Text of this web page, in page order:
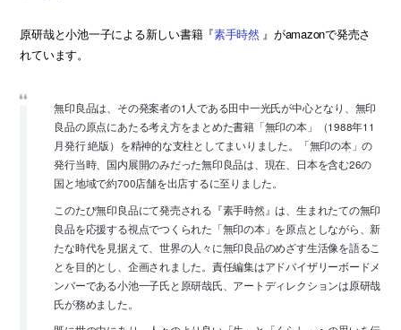
原研哉と小池一子による新しい書籍『素手時然 』がamazonで発売さ
れています。
無印良品は、その発案者の1人である田中一光氏が中心となり、無印
良品の原点にあたる考え方をまとめた書籍「無印の本」（1988年11
月発行 絶版）を精神的な支柱としてまいりました。「無印の本」の
発行当時、国内展開のみだった無印良品は、現在、日本を含む26の
国と地域で約700店舗を出店するに至りました。
このたび無印良品にて発売される『素手時然』は、生まれたての無印
良品を応援する視点でつくられた「無印の本」を原点としながら、新
たな時代を見据えて、世界の人々に無印良品のめざす生活像を語るこ
とを目的とし、企画されました。責任編集はアドバイザリーボードメ
ンバーである小池一子氏と原研哉氏、アートディレクションは原研哉
氏が務めました。